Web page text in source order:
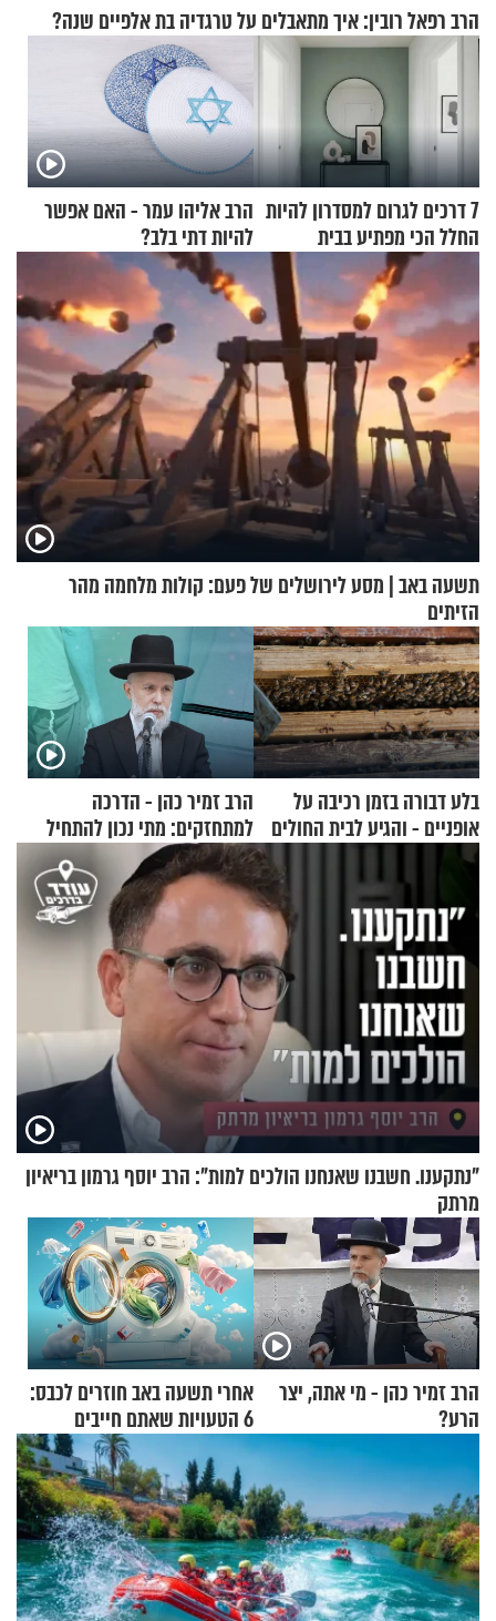
הרב רפאל רובין: איך מתאבלים על טרגדיה בת אלפיים שנה?
7 דרכים לגרום למסדרון להיות
החלל הכי מפתיע בבית
הרב אליהו עמר - האם אפשר
להיות דתי בלב?
תשעה באב | מסע לירושלים של פעם: קולות מלחמה מהר
הזיתים
בלע דבורה בזמן רכיבה על
אופניים - והגיע לבית החולים
במצב מסכן חיים
הרב זמיר כהן - הדרכה
למתחזקים: מתי נכון להתחיל
עם לבישת הציצית?
"נתקענו. חשבנו שאנחנו הולכים למות": הרב יוסף גרמון בריאיון
מרתק
הרב זמיר כהן - מי אתה, יצר
הרע?
אחרי תשעה באב חוזרים לכבס:
6 הטעויות שאתם חייבים
להפסיק לעשות